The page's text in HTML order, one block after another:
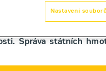
ZEPPELIN CZ
dobrém stavu,
Správa státních
Nastavení